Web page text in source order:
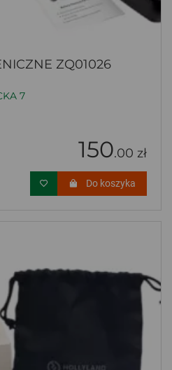
ZQ01026
7
150.00 zł
Do koszyka